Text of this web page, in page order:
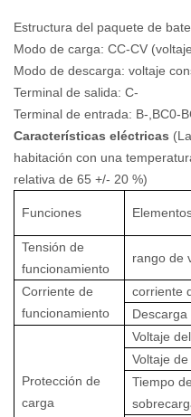
Estructura del paquete de
Modo de carga: CC-CV
Modo de descarga: voltaje
Terminal de salida: C-
Terminal de entrada: B-,BC0-
Características eléctricas
habitación con una
relativa de 65 +/- 20 %)
Funciones
Tensión de
funcionamiento
rango de
Corriente de
funcionamiento
corriente
Protección de
carga
Voltaje
Voltaje
Tiempo